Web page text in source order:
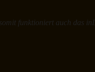
funktioniert auch das